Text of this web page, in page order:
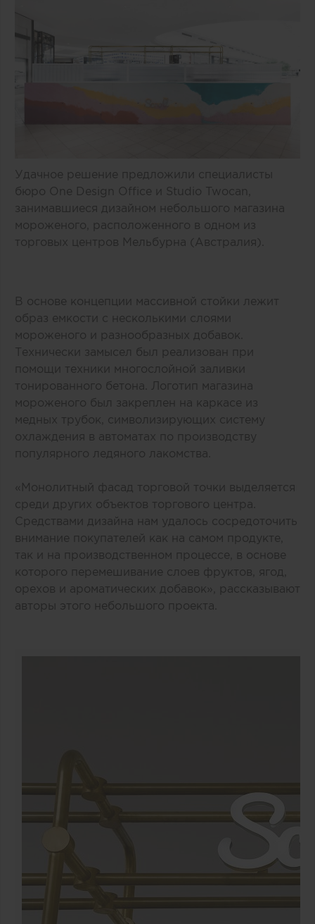
Удачное решение предложили специалисты
бюро One Design Office и Studio Twocan,
занимавшиеся дизайном небольшого магазина
мороженого, расположенного в одном из
торговых центров Мельбурна (Австралия).
В основе концепции массивной стойки лежит
образ емкости с несколькими слоями
мороженого и разнообразных добавок.
Технически замысел был реализован при
помощи техники многослойной заливки
тонированного бетона. Логотип магазина
мороженого был закреплен на каркасе из
медных трубок, символизирующих систему
охлаждения в автоматах по производству
популярного ледяного лакомства.
«Монолитный фасад торговой точки выделяется
среди других объектов торгового центра.
Средствами дизайна нам удалось сосредоточить
внимание покупателей как на самом продукте,
так и на производственном процессе, в основе
которого перемешивание слоев фруктов, ягод,
орехов и ароматических добавок», рассказывают
авторы этого небольшого проекта.